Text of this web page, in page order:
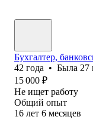
Бухгалтер,
42 года • Была 27
15 000 ₽
Не ищет работу
Общий опыт
16 лет 6 месяцев